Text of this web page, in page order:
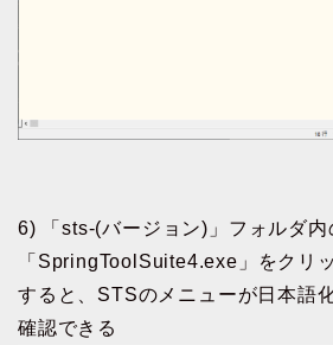
6) 「sts-(バージョン)」フォルダ内
「SpringToolSuite4.exe」をクリ
すると、STSのメニューが日本語
確認できる